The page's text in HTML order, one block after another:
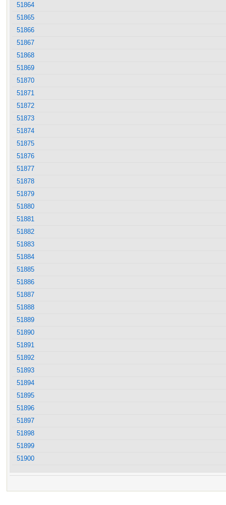
51864
51865
51866
51867
51868
51869
51870
51871
51872
51873
51874
51875
51876
51877
51878
51879
51880
51881
51882
51883
51884
51885
51886
51887
51888
51889
51890
51891
51892
51893
51894
51895
51896
51897
51898
51899
51900